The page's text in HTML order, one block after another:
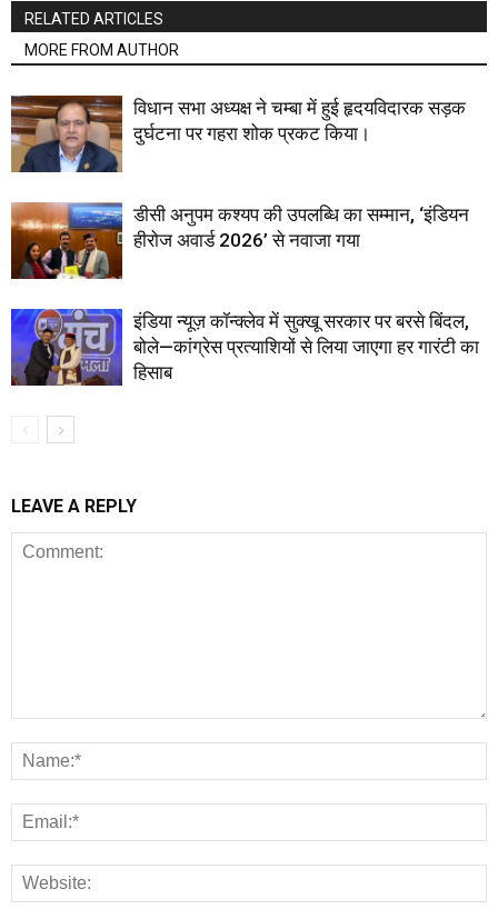
RELATED ARTICLES
MORE FROM AUTHOR
विधान सभा अध्यक्ष ने चम्बा में हुई हृदयविदारक सड़क
दुर्घटना पर गहरा शोक प्रकट किया।
डीसी अनुपम कश्यप की उपलब्धि का सम्मान, ‘इंडियन
हीरोज अवार्ड 2026’ से नवाजा गया
इंडिया न्यूज़ कॉन्क्लेव में सुक्खू सरकार पर बरसे बिंदल,
बोले—कांग्रेस प्रत्याशियों से लिया जाएगा हर गारंटी का
हिसाब
LEAVE A REPLY